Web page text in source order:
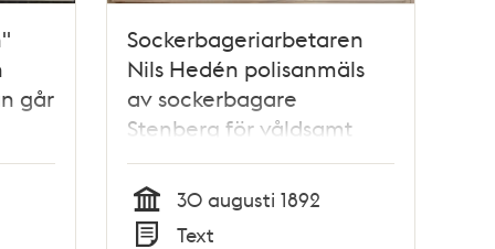
går
Sockerbageriarbetaren
Nils Hedén polisanmäls
av sockerbagare
Stenberg för våldsamt
uppträdande 1892
Tid
30 augusti 1892
Text